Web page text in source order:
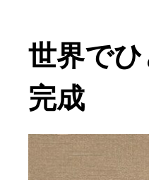
世界で
完成